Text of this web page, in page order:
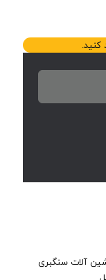
کنید.
آلات سنگبری